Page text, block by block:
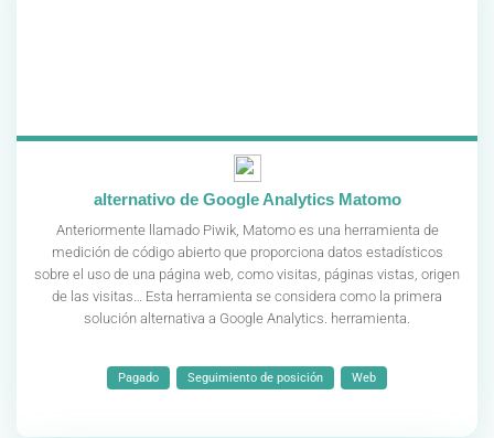
alternativo de Google Analytics Matomo
Anteriormente llamado Piwik, Matomo es una herramienta de
medición de código abierto que proporciona datos estadísticos
sobre el uso de una página web, como visitas, páginas vistas, origen
de las visitas… Esta herramienta se considera como la primera
solución alternativa a Google Analytics. herramienta.
Pagado Seguimiento de posición Web